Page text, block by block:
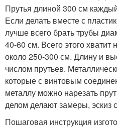
Прутья длиной 300 см
Если делать вместе с
лучше всего брать трубы
40-60 см. Всего этого
около 250-300 см. Длину и
числом прутьев.
которые с винтовым
металлу можно нарезать
делом делают замеры, эскиз
Пошаговая инструкция